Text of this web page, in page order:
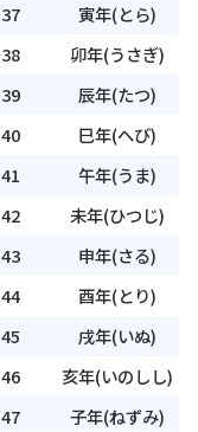
37 寅年(とら)
38 卯年(うさぎ)
39 辰年(たつ)
40 巳年(へび)
41 午年(うま)
42 未年(ひつじ)
43 申年(さる)
44 酉年(とり)
45 戌年(いぬ)
46 亥年(いのしし)
47 子年(ねずみ)